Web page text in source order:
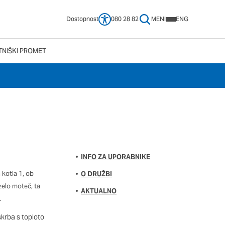
Dostopnost 080 28 82 MENI ENG
PROMET
kotla 1, ob
moteč, ta
s toploto
INFO ZA UPORABNIKE
O DRUŽBI
AKTUALNO
uporabniško
izklopiti. Običajno